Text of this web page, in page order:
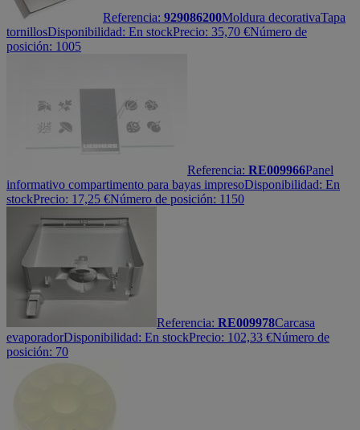
Referencia: 929086200Moldura decorativaTapa
tornillosDisponibilidad: En stockPrecio: 35,70 €Número de
posición: 1005
Referencia: RE009966Panel
informativo compartimento para bayas impresoDisponibilidad: En
stockPrecio: 17,25 €Número de posición: 1150
Referencia: RE009978Carcasa
evaporadorDisponibilidad: En stockPrecio: 102,33 €Número de
posición: 70